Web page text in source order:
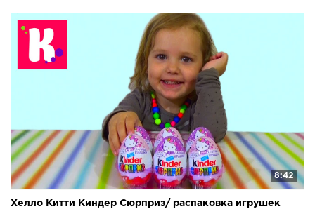
8:42
Хелло Китти Киндер Сюрприз/ распаковка игрушек